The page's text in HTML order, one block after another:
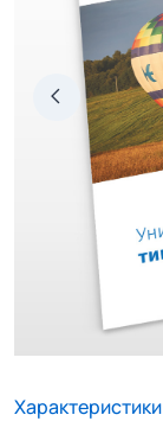
Характеристики